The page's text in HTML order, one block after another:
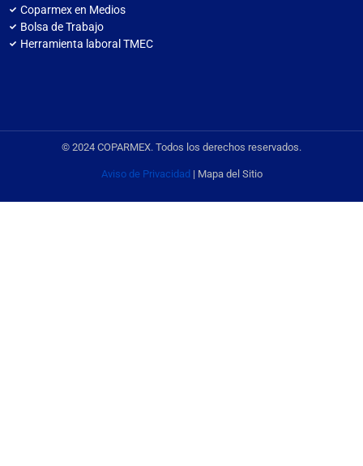
Coparmex en Medios
Bolsa de Trabajo
Herramienta laboral TMEC
© 2024 COPARMEX. Todos los derechos reservados.
Aviso de Privacidad | Mapa del Sitio